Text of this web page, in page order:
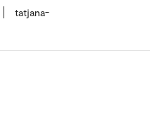
tatjana-